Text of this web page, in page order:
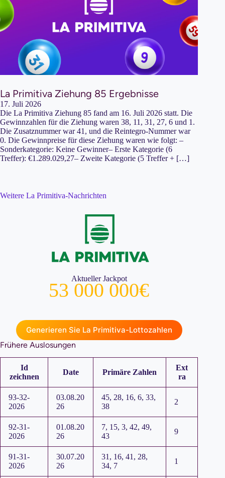
La Primitiva Ziehung 85 Ergebnisse
17. Juli 2026
Die La Primitiva Ziehung 85 fand am 16. Juli 2026 statt. Die
Gewinnzahlen für die Ziehung waren 38, 11, 31, 27, 6 und 1.
Die Zusatznummer war 41, und die Reintegro-Nummer war
0. Die Gewinnpreise für diese Ziehung waren wie folgt: –
Sonderkategorie: Keine Gewinner– Erste Kategorie (6
Treffer): €1.289.029,27– Zweite Kategorie (5 Treffer + […]
Weitere La Primitiva-Nachrichten
Aktueller Jackpot
53 000 000€
Generieren Sie La Primitiva-Lottozahlen
Frühere Auslosungen
Id
zeichnen
Date Primäre Zahlen
Ext
ra
93-32-
2026
03.08.20
26
45, 28, 16, 6, 33,
38
2
92-31-
2026
01.08.20
26
7, 15, 3, 42, 49,
43
9
91-31-
2026
30.07.20
26
31, 16, 41, 28,
34, 7
1